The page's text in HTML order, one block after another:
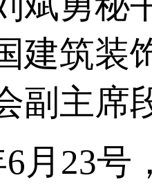
国建筑
副主席
23号